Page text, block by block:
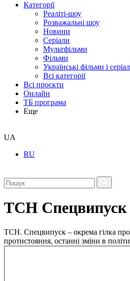
Категорії
Реаліті-шоу
Розважальні шоу
Новини
Серіали
Мультфільми
Фільми
Українські фільми і
Всі категорії
Всі проєкти
Онлайн
ТБ програма
Еще
UA
RU
ТСН Спецвипуск
ТСН. Спецвипуск – окрема гілка
протистояння, останні зміни в